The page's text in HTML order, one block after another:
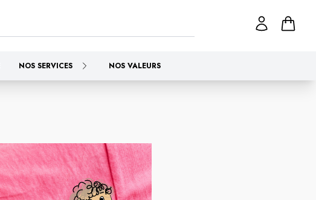
NOS SERVICES NOS VALEURS